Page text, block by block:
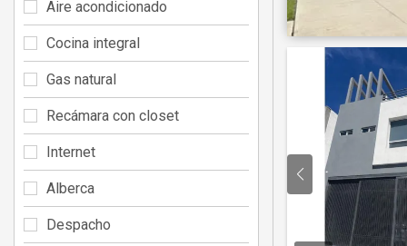
Aire acondicionado
Cocina integral
Gas natural
Recámara con closet
Internet
Alberca
Despacho